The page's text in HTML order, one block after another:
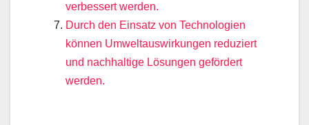
verbessert werden.
Durch den Einsatz von Technologien
können Umweltauswirkungen reduziert
und nachhaltige Lösungen gefördert
werden.